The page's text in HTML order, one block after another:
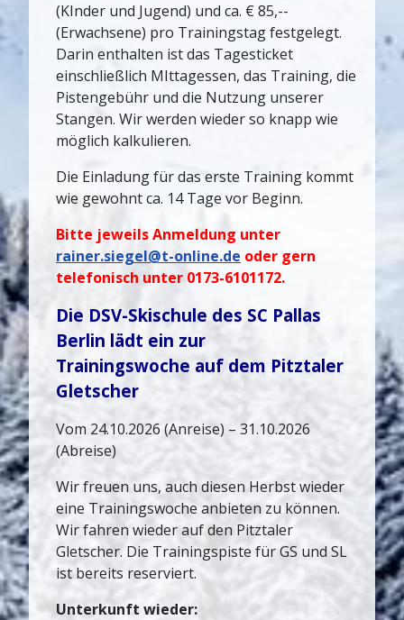
(KInder und Jugend) und ca. € 85,--
(Erwachsene) pro Trainingstag festgelegt.
Darin enthalten ist das Tagesticket
einschließlich MIttagessen, das Training, die
Pistengebühr und die Nutzung unserer
Stangen. Wir werden wieder so knapp wie
möglich kalkulieren.
Die Einladung für das erste Training kommt
wie gewohnt ca. 14 Tage vor Beginn.
Bitte jeweils Anmeldung unter
rainer.siegel@t-online.de oder gern
telefonisch unter 0173-6101172.
Die DSV-Skischule des SC Pallas
Berlin lädt ein zur
Trainingswoche auf dem Pitztaler
Gletscher
Vom 24.10.2026 (Anreise) – 31.10.2026
(Abreise)
Wir freuen uns, auch diesen Herbst wieder
eine Trainingswoche anbieten zu können.
Wir fahren wieder auf den Pitztaler
Gletscher. Die Trainingspiste für GS und SL
ist bereits reserviert.
Unterkunft wieder: